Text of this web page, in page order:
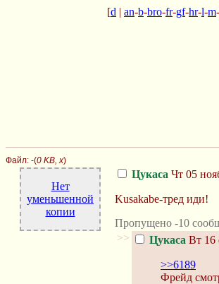
[d | an-b-bro-fr-gf-hr-l-m-
Файл: -(0 KB, x)
Нет
уменьшенной
копии
Цукаса Чт 05
Kusakabe-тред иди!
Пропущено -10
>>
Цукаса Вт 16
>>6189
Фрейд